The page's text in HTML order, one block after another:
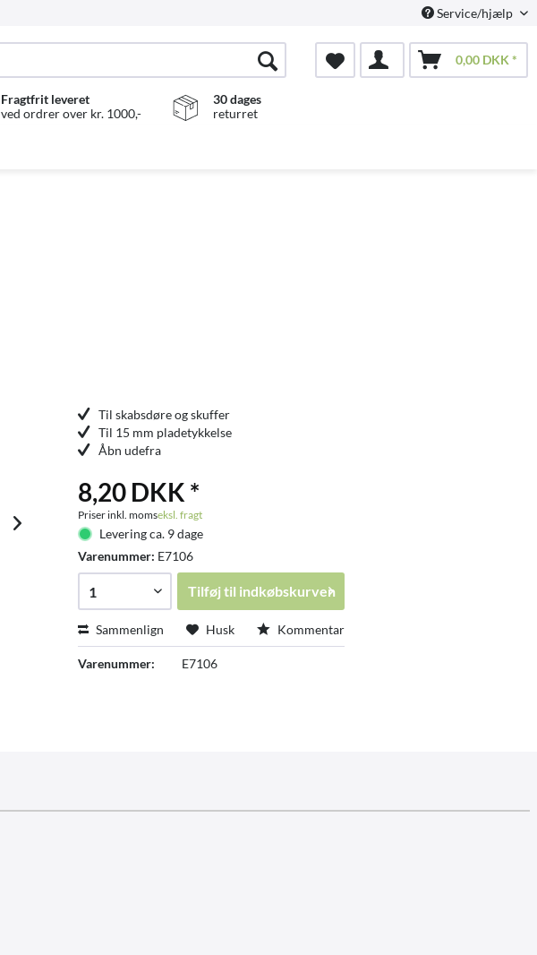
Service/hjælp
0,00 DKK *
Fragtfrit leveret
ved ordrer over kr. 1000,-
30 dages
returret
Til skabsdøre og skuffer
Til 15 mm pladetykkelse
Åbn udefra
8,20 DKK *
Priser inkl. momseksl. fragt
Levering ca. 9 dage
Varenummer: E7106
Tilføj til indkøbskurven
Sammenlign Husk Kommentar
Varenummer: E7106